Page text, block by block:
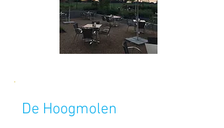
De Hoogmolen